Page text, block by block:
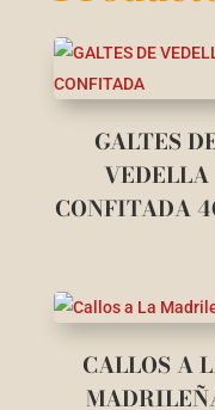
GALTES
VEDELLA
CONFITADA
CALLOS A